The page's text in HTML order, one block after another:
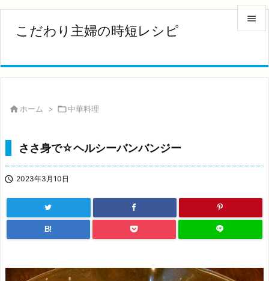
こだわり主婦の時短レシピ



 ホーム > 中華料理
ささ身で☆ヘルシーバンバンジー
 2023年3月10日
B!